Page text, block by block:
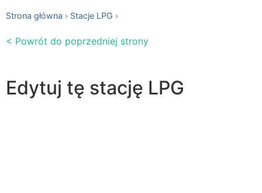
Strona główna Stacje LPG
< Powrót do poprzedniej strony
Edytuj tę stację LPG